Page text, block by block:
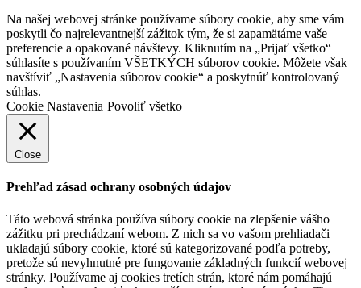
Na našej webovej stránke používame súbory cookie, aby sme vám
poskytli čo najrelevantnejší zážitok tým, že si zapamätáme vaše
preferencie a opakované návštevy. Kliknutím na „Prijať všetko“
súhlasíte s používaním VŠETKÝCH súborov cookie. Môžete však
navštíviť „Nastavenia súborov cookie“ a poskytnúť kontrolovaný
súhlas.
Cookie Nastavenia Povoliť všetko
Close
Prehľad zásad ochrany osobných údajov
Táto webová stránka používa súbory cookie na zlepšenie vášho
zážitku pri prechádzaní webom. Z nich sa vo vašom prehliadači
ukladajú súbory cookie, ktoré sú kategorizované podľa potreby,
pretože sú nevyhnutné pre fungovanie základných funkcií webovej
stránky. Používame aj cookies tretích strán, ktoré nám pomáhajú